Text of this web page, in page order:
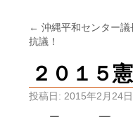
← 沖縄平和センター
抗議！
２０１５
投稿日: 2015年2月24日